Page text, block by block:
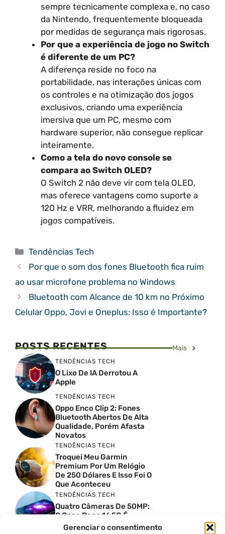
Gerenciar o consentimento
sempre tecnicamente complexa e, no caso
da Nintendo, frequentemente bloqueada
por medidas de segurança mais rigorosas.
Por que a experiência de jogo no Switch
é diferente de um PC?
A diferença reside no foco na
portabilidade, nas interações únicas com
os controles e na otimização dos jogos
exclusivos, criando uma experiência
imersiva que um PC, mesmo com
hardware superior, não consegue replicar
inteiramente.
Como a tela do novo console se
compara ao Switch OLED?
O Switch 2 não deve vir com tela OLED,
mas oferece vantagens como suporte a
120 Hz e VRR, melhorando a fluidez em
jogos compatíveis.
Categorias
Tendências Tech
Por que o som dos fones Bluetooth fica ruim
ao usar microfone problema no Windows
Bluetooth com Alcance de 10 km no Próximo
Celular Oppo, Jovi e Oneplus: Isso é Importante?
POSTS RECENTES Mais
TENDÊNCIAS TECH
O Lixo De IA Derrotou A
Apple
TENDÊNCIAS TECH
Oppo Enco Clip 2: Fones
Bluetooth Abertos De Alta
Qualidade, Porém Afasta
Novatos
TENDÊNCIAS TECH
Troquei Meu Garmin
Premium Por Um Relógio
De 250 Dólares E Isso Foi O
Que Aconteceu
TENDÊNCIAS TECH
Quatro Câmeras De 50MP:
O Oppo Reno 16 5G É
Absurdo